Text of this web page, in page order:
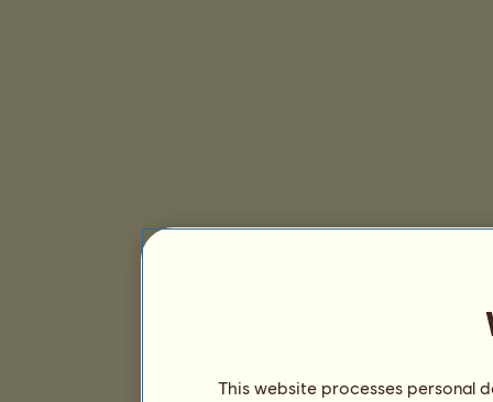
This website processes personal